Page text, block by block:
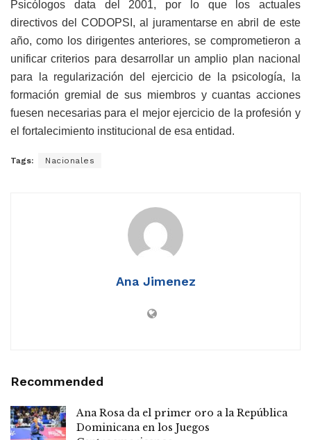
Psicólogos data del 2001, por lo que los actuales
directivos del CODOPSI, al juramentarse en abril de este
año, como los dirigentes anteriores, se comprometieron a
unificar criterios para desarrollar un amplio plan nacional
para la regularización del ejercicio de la psicología, la
formación gremial de sus miembros y cuantas acciones
fuesen necesarias para el mejor ejercicio de la profesión y
el fortalecimiento institucional de esa entidad.
Tags: Nacionales
Ana Jimenez
Recommended
Ana Rosa da el primer oro a la República
Dominicana en los Juegos